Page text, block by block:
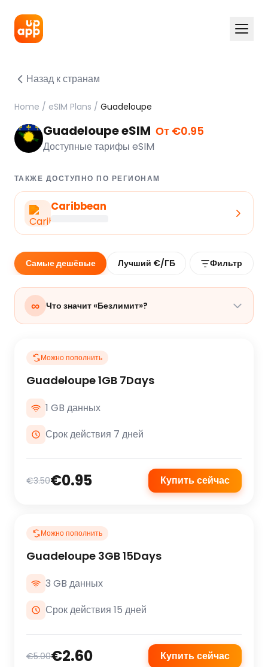
Назад к странам
Home / eSIM Plans / Guadeloupe
Guadeloupe eSIM От €0.95
Доступные тарифы eSIM
ТАКЖЕ ДОСТУПНО ПО РЕГИОНАМ
Caribbean
Самые дешёвые Лучший €/ГБ Фильтр
∞ Что значит «Безлимит»?
Можно пополнить
Guadeloupe 1GB 7Days
1 GB данных
Срок действия 7 дней
€3.50€0.95 Купить сейчас
Можно пополнить
Guadeloupe 3GB 15Days
3 GB данных
Срок действия 15 дней
€5.00€2.60 Купить сейчас